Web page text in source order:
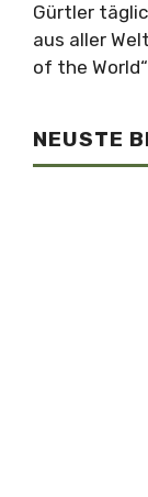
Gürtler
aus aller
of the
NEUSTE